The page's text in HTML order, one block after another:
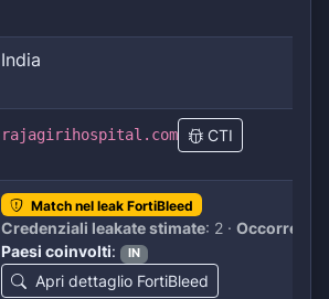
India
rajagirihospital.com CTI
Match nel leak FortiBleed
Credenziali leakate stimate: 2 · Occorrenze
Paesi coinvolti: IN
Apri dettaglio FortiBleed